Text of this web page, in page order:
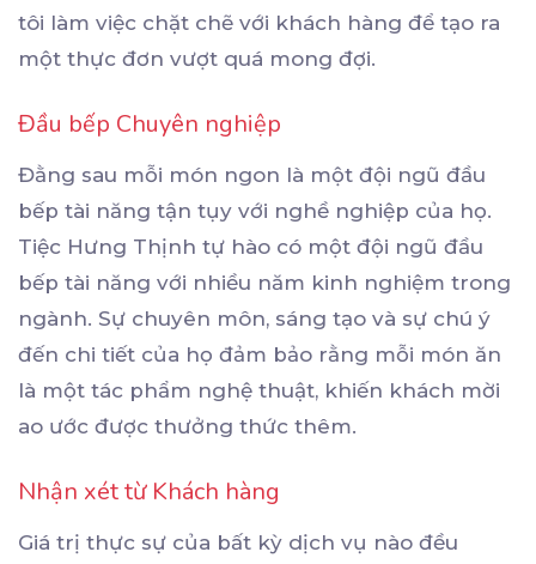
tôi làm việc chặt chẽ với khách hàng để tạo ra
một thực đơn vượt quá mong đợi.
Đầu bếp Chuyên nghiệp
Đằng sau mỗi món ngon là một đội ngũ đầu
bếp tài năng tận tụy với nghề nghiệp của họ.
Tiệc Hưng Thịnh tự hào có một đội ngũ đầu
bếp tài năng với nhiều năm kinh nghiệm trong
ngành. Sự chuyên môn, sáng tạo và sự chú ý
đến chi tiết của họ đảm bảo rằng mỗi món ăn
là một tác phẩm nghệ thuật, khiến khách mời
ao ước được thưởng thức thêm.
Nhận xét từ Khách hàng
Giá trị thực sự của bất kỳ dịch vụ nào đều